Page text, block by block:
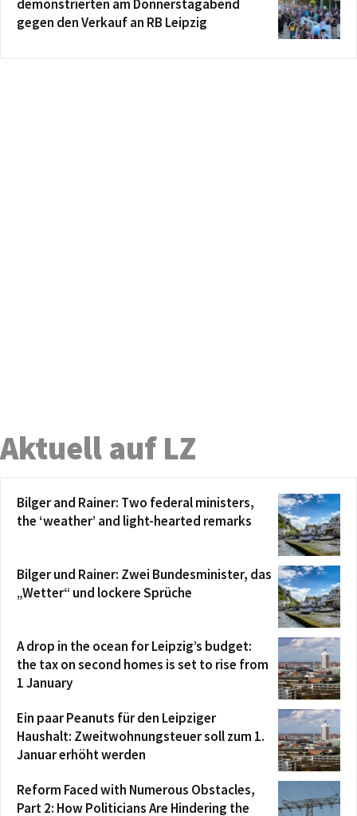
demonstrierten am Donnerstagabend
gegen den Verkauf an RB Leipzig
Aktuell auf LZ
Bilger and Rainer: Two federal ministers,
the ‘weather’ and light-hearted remarks
Bilger und Rainer: Zwei Bundesminister, das
„Wetter“ und lockere Sprüche
A drop in the ocean for Leipzig’s budget:
the tax on second homes is set to rise from
1 January
Ein paar Peanuts für den Leipziger
Haushalt: Zweitwohnungsteuer soll zum 1.
Januar erhöht werden
Reform Faced with Numerous Obstacles,
Part 2: How Politicians Are Hindering the